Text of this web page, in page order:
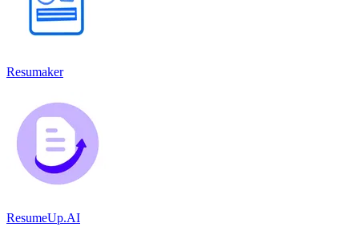
Resumaker
ResumeUp.AI